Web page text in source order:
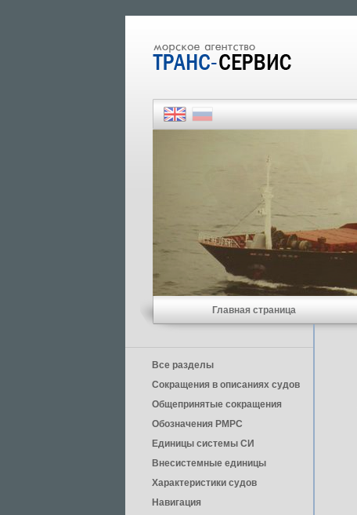
Главная страница
Все разделы
Сокращения в описаниях судов
Общепринятые сокращения
Обозначения РМРС
Единицы cистемы СИ
Внесистемные единицы
Характеристики судов
Навигация